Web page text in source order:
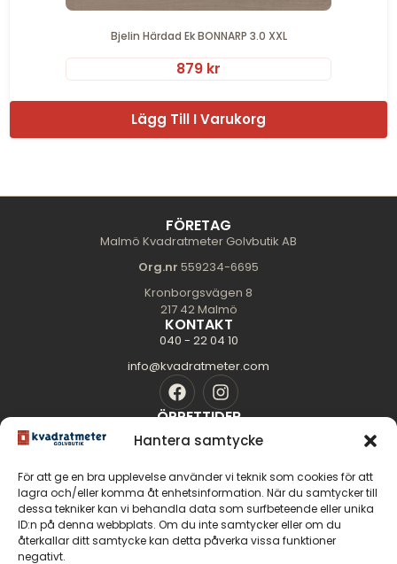
Hantera samtycke
För att ge en bra upplevelse använder vi teknik som cookies för att
lagra och/eller komma åt enhetsinformation. När du samtycker till
dessa tekniker kan vi behandla data som surfbeteende eller unika
ID:n på denna webbplats. Om du inte samtycker eller om du
återkallar ditt samtycke kan detta påverka vissa funktioner
negativt.
Bjelin Härdad Ek BONNARP 3.0 XXL
879 kr
Lägg Till I Varukorg
FÖRETAG
Malmö Kvadratmeter Golvbutik AB
Org.nr 559234-6695
Kronborgsvägen 8
217 42 Malmö
KONTAKT
040 - 22 04 10
info@kvadratmeter.com
ÖPPETTIDER
Mån-Tors: 10.00 - 18.00
Lördag: 11.00 - 14.00
Söndag: Stängt
SIDOR
Golvguiden